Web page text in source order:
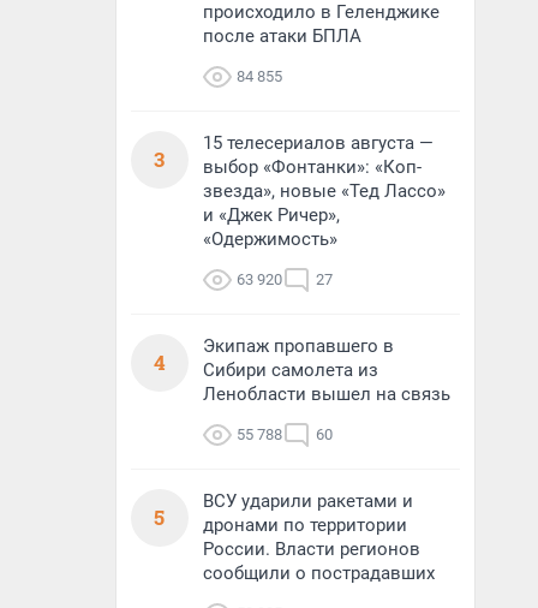
происходило в Геленджике
после атаки БПЛА
84 855
3
15 телесериалов августа —
выбор «Фонтанки»: «Коп-
звезда», новые «Тед Лассо»
и «Джек Ричер»,
«Одержимость»
63 920 27
4
Экипаж пропавшего в
Сибири самолета из
Ленобласти вышел на связь
55 788 60
5
ВСУ ударили ракетами и
дронами по территории
России. Власти регионов
сообщили о пострадавших